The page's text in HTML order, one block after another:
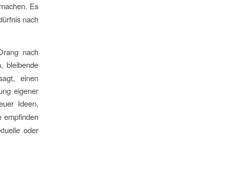
Es
nach
nach
bleibende
einen
eigener
Ideen,
empfinden
oder